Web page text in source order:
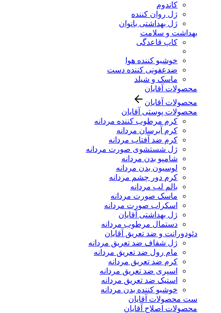
کاندوم
ژل روان کننده
ژل بهداشتی بانوان
بهداشت و سلامت
کاپ قاعدگی
خوشبو کننده هوا
ضدعفونی کننده دست
ماسک و شیلد
محصولات آقایان
محصولات آقایان
محصولات پوستی آقایان
کرم مرطوب کننده مردانه
کرم آبرسان مردانه
کرم ضد آفتاب مردانه
ژل شستشوی صورت مردانه
شامپو بدن مردانه
لوسیون بدن مردانه
کرم دور چشم مردانه
بالم لب مردانه
ماسک صورت مردانه
اسکراب صورت مردانه
ژل بهداشتی آقایان
دستمال مرطوب مردانه
دئودورانت و ضد تعریق آقایان
ژل شفاف ضد تعریق مردانه
مام رول ضد تعریق مردانه
کرم ضد تعریق مردانه
اسپری ضد تعریق مردانه
استیک ضد تعریق مردانه
خوشبو کننده بدن مردانه
ست محصولات آقایان
محصولات اصلاح آقایان